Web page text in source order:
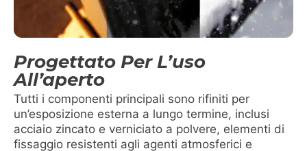
Progettato Per L’uso
All’aperto
Tutti i componenti principali sono rifiniti per
un’esposizione esterna a lungo termine, inclusi
acciaio zincato e verniciato a polvere, elementi di
fissaggio resistenti agli agenti atmosferici e